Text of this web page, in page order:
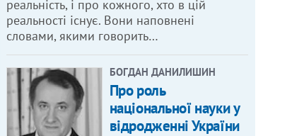
реальність, і про кожного, хто в цій
реальності існує. Вони наповнені
словами, якими говорить…
БОГДАН ДАНИЛИШИН
Про роль
національної науки у
відродженні України